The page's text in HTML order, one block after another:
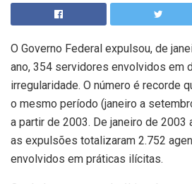
O Governo Federal expulsou, de
ano, 354 servidores envolvidos em
irregularidade. O número é recorde
o mesmo período (janeiro a
a partir de 2003. De janeiro de
as expulsões totalizaram 2.752
envolvidos em práticas ilícitas.